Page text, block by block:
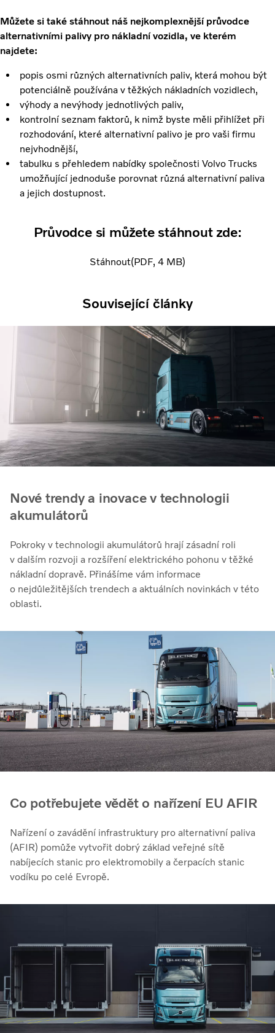
Můžete si také stáhnout náš nejkomplexnější průvodce
alternativními palivy pro nákladní vozidla, ve kterém
najdete:
popis osmi různých alternativních paliv, která mohou být
potenciálně používána v těžkých nákladních vozidlech,
výhody a nevýhody jednotlivých paliv,
kontrolní seznam faktorů, k nimž byste měli přihlížet při
rozhodování, které alternativní palivo je pro vaši firmu
nejvhodnější,
tabulku s přehledem nabídky společnosti Volvo Trucks
umožňující jednoduše porovnat různá alternativní paliva
a jejich dostupnost.
Průvodce si můžete stáhnout zde:
Stáhnout PDF 4 MB
Související články
Nové trendy a inovace v technologii
akumulátorů
Pokroky v technologii akumulátorů hrají zásadní roli
v dalším rozvoji a rozšíření elektrického pohonu v těžké
nákladní dopravě. Přinášíme vám informace
o nejdůležitějších trendech a aktuálních novinkách v této
oblasti.
Co potřebujete vědět o nařízení EU AFIR
Nařízení o zavádění infrastruktury pro alternativní paliva
(AFIR) pomůže vytvořit dobrý základ veřejné sítě
nabíjecích stanic pro elektromobily a čerpacích stanic
vodíku po celé Evropě.